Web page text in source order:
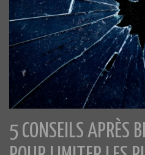
5 CONSEILS APRÈS